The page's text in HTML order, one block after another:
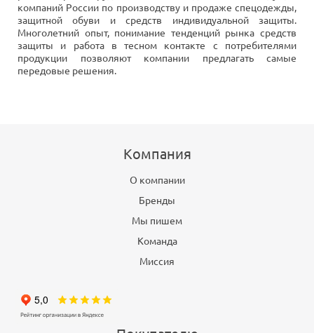
компаний России по производству и продаже спецодежды,
защитной обуви и средств индивидуальной защиты.
Многолетний опыт, понимание тенденций рынка средств
защиты и работа в тесном контакте с потребителями
продукции позволяют компании предлагать самые
передовые решения.
Компания
О компании
Бренды
Мы пишем
Команда
Миссия